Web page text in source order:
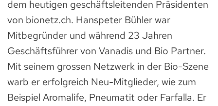
dem heutigen geschäftsleitenden Präsidenten
von bionetz.ch. Hanspeter Bühler war
Mitbegründer und während 23 Jahren
Geschäftsführer von Vanadis und Bio Partner.
Mit seinem grossen Netzwerk in der Bio-Szene
warb er erfolgreich Neu-Mitglieder, wie zum
Beispiel Aromalife, Pneumatit oder Farfalla. Er